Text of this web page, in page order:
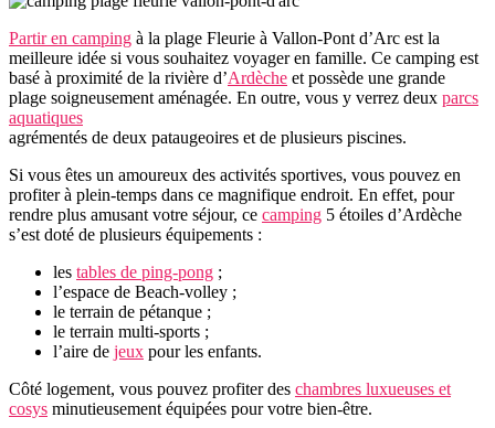
Partir en camping à la plage Fleurie à Vallon-Pont d’Arc est la
meilleure idée si vous souhaitez voyager en famille. Ce camping est
basé à proximité de la rivière d’Ardèche et possède une grande
plage soigneusement aménagée. En outre, vous y verrez deux parcs
aquatiques
agrémentés de deux pataugeoires et de plusieurs piscines.
Si vous êtes un amoureux des activités sportives, vous pouvez en
profiter à plein-temps dans ce magnifique endroit. En effet, pour
rendre plus amusant votre séjour, ce camping 5 étoiles d’Ardèche
s’est doté de plusieurs équipements :
les tables de ping-pong ;
l’espace de Beach-volley ;
le terrain de pétanque ;
le terrain multi-sports ;
l’aire de jeux pour les enfants.
Côté logement, vous pouvez profiter des chambres luxueuses et
cosys minutieusement équipées pour votre bien-être.